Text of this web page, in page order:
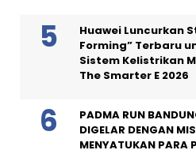
Huawei Luncurkan
Forming” Terbaru
Sistem Kelistrikan
The Smarter E 2026
PADMA RUN
DIGELAR DENGAN
MENYATUKAN PARA